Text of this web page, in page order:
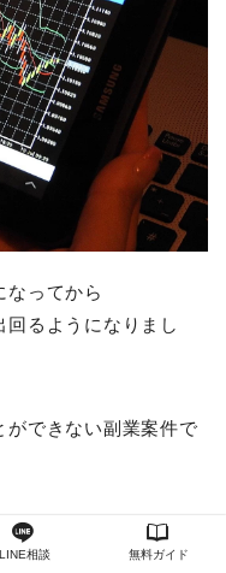
なってから
るようになりまし
ができない副業案件で
】【再現性】
LINE相談 無料ガイド